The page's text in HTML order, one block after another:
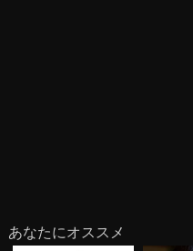
あなたにオススメ